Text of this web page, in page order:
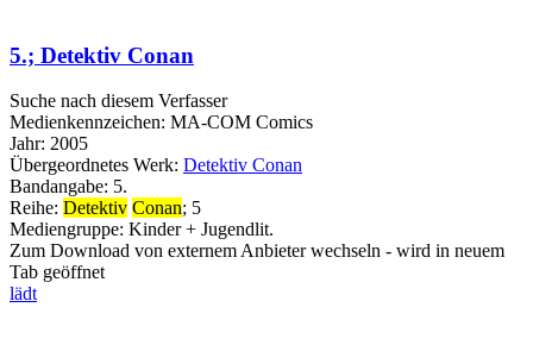
5.; Detektiv Conan
Suche nach diesem Verfasser
Medienkennzeichen: MA-COM Comics
Jahr: 2005
Übergeordnetes Werk: Detektiv Conan
Bandangabe: 5.
Reihe: Detektiv Conan; 5
Mediengruppe: Kinder + Jugendlit.
Zum Download von externem Anbieter wechseln - wird in neuem
Tab geöffnet
lädt